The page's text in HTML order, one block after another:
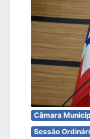
Câmara
Sessão